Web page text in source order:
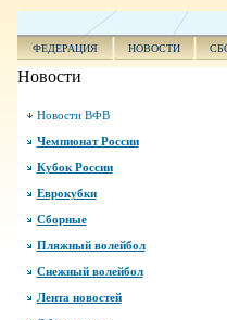
ФЕДЕРАЦИЯ НОВОСТИ
Новости
Новости ВФВ
Чемпионат России
Кубок России
Еврокубки
Сборные
Пляжный волейбол
Снежный волейбол
Лента новостей